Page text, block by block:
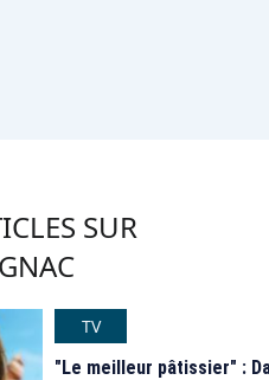
SUR
TV
"Le meilleur pâtissier" :